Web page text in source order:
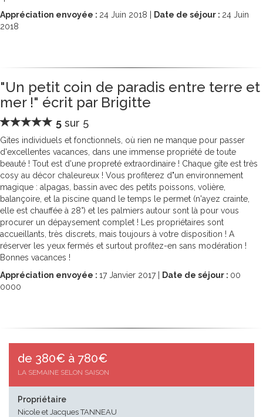
Appréciation envoyée : 24 Juin 2018 | Date de séjour : 24 Juin
2018
"Un petit coin de paradis entre terre et
mer !" écrit par Brigitte
5 sur 5
Gites individuels et fonctionnels, où rien ne manque pour passer
d'excellentes vacances, dans une immense propriété de toute
beauté ! Tout est d'une propreté extraordinaire ! Chaque gîte est très
cosy au décor chaleureux ! Vous profiterez d"un environnement
magique : alpagas, bassin avec des petits poissons, volière,
balançoire, et la piscine quand le temps le permet (n'ayez crainte,
elle est chauffée à 28°) et les palmiers autour sont là pour vous
procurer un dépaysement complet ! Les propriétaires sont
accueillants, très discrets, mais toujours à votre disposition ! A
réserver les yeux fermés et surtout profitez-en sans modération !
Bonnes vacances !
Appréciation envoyée : 17Janvier 2017 | Date de séjour : 00
0000
de 380€ à 780€
LA SEMAINE SELON SAISON
Propriétaire
Nicole et Jacques TANNEAU